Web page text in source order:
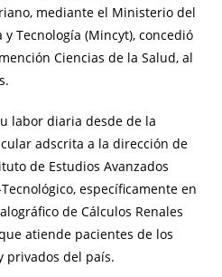
mediante el Ministerio del
Tecnología (Mincyt), concedió
Ciencias de la Salud, al
labor diaria desde de la
adscrita a la dirección de
de Estudios Avanzados
específicamente en
de Cálculos Renales
atiende pacientes de los
privados del país.